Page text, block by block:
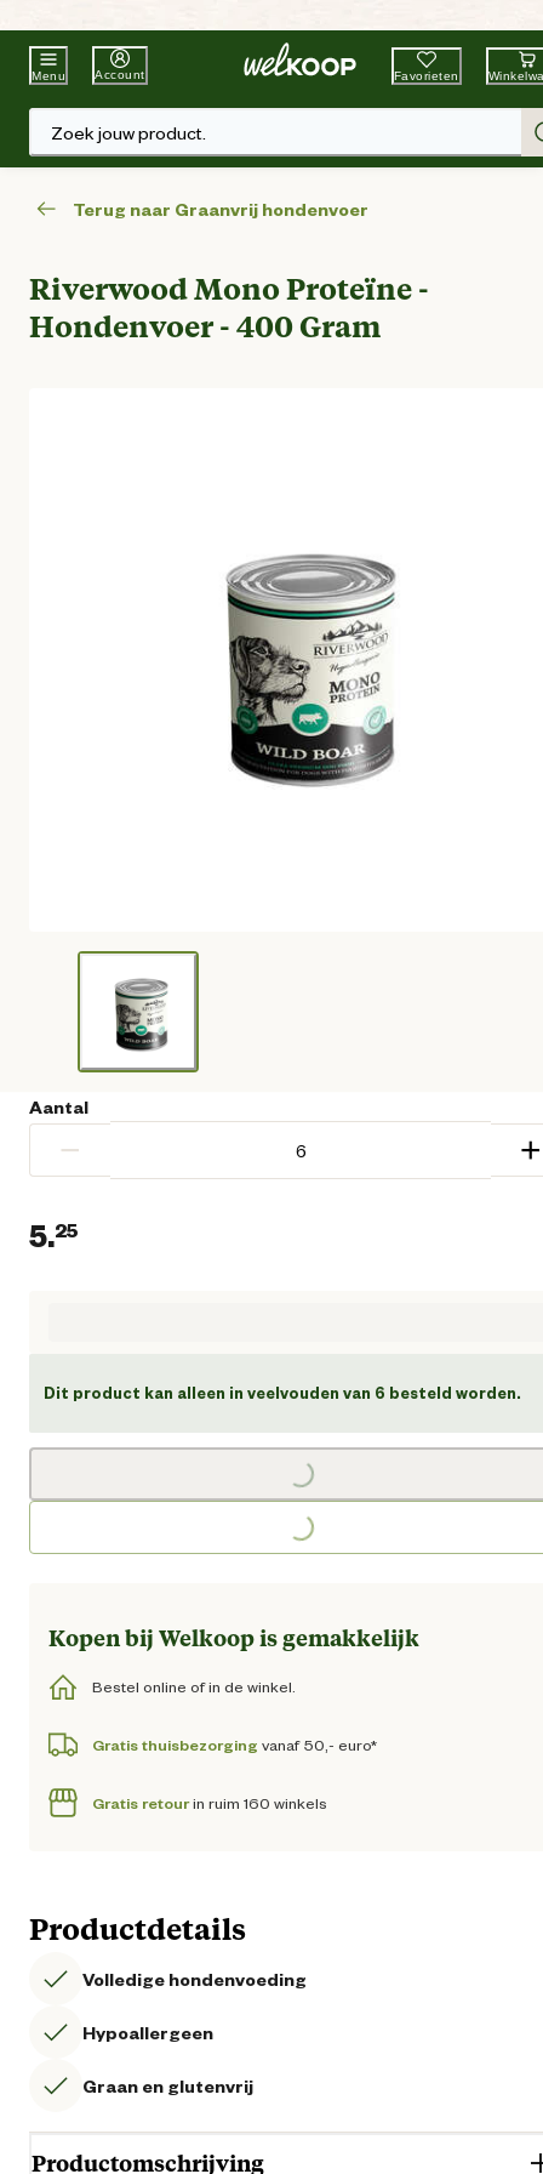
Beste WinkelketenTuin & Dier
Menu Account Favorieten
Zoek jouw product.
Terug naar Graanvrij hondenvoer
Riverwood Mono Proteïne -
Hondenvoer - 400 Gram
Aantal
− +
5.25
Dit product kan alleen in veelvouden van 6 besteld worden.
Loading...
Loading...
Kopen bij Welkoop is gemakkelijk
Bestel online of in de winkel.
Gratis thuisbezorging vanaf 50,- euro*
Gratis retourin ruim 160 winkels
Productdetails
Volledige hondenvoeding
Hypoallergeen
Graan en glutenvrij
Productomschrijving